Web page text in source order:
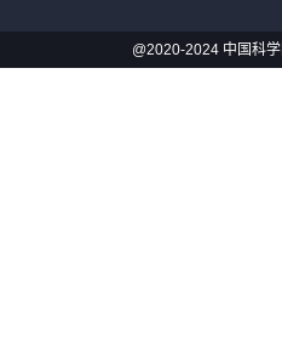
@2020-2024 中国科